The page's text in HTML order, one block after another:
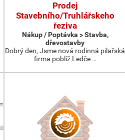
Prodej
Stavebního/Truhlářskeho
řeziva
Nákup / Poptávka > Stavba,
dřevostavby
Dobrý den, Jsme nová rodinná pilařská
firma poblíž Ledče …